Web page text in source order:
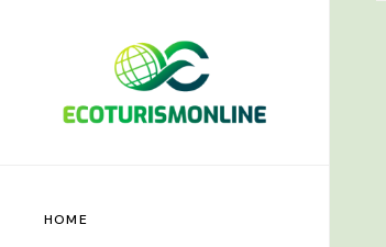
HOME